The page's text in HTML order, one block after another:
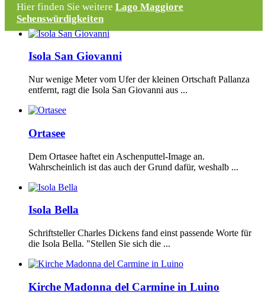
Hier finden Sie weitere Lago Maggiore
Sehenswürdigkeiten
Isola San Giovanni
Nur wenige Meter vom Ufer der kleinen Ortschaft Pallanza
entfernt, ragt die Isola San Giovanni aus ...
Ortasee
Dem Ortasee haftet ein Aschenputtel-Image an.
Wahrscheinlich ist das auch der Grund dafür, weshalb ...
Isola Bella
Schriftsteller Charles Dickens fand einst passende Worte für
die Isola Bella. "Stellen Sie sich die ...
Kirche Madonna del Carmine in Luino